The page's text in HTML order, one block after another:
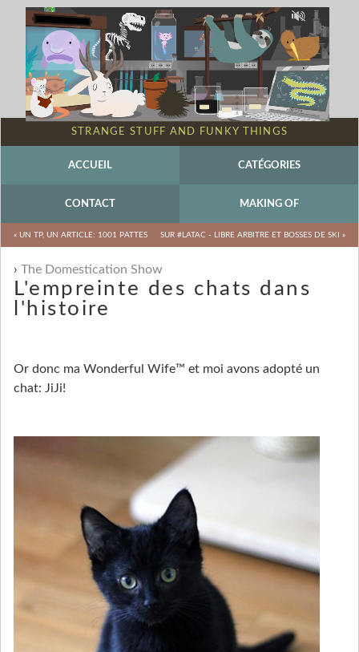
STRANGE STUFF AND FUNKY THINGS
ACCUEIL CATÉGORIES
CONTACT MAKING OF
« UN TP, UN ARTICLE: 1001 PATTES SUR #LATAC - LIBRE ARBITRE ET BOSSES DE SKI »
The Domestication Show
L'empreinte des chats dans
l'histoire
Or donc ma Wonderful Wife™ et moi avons adopté un
chat: JiJi!